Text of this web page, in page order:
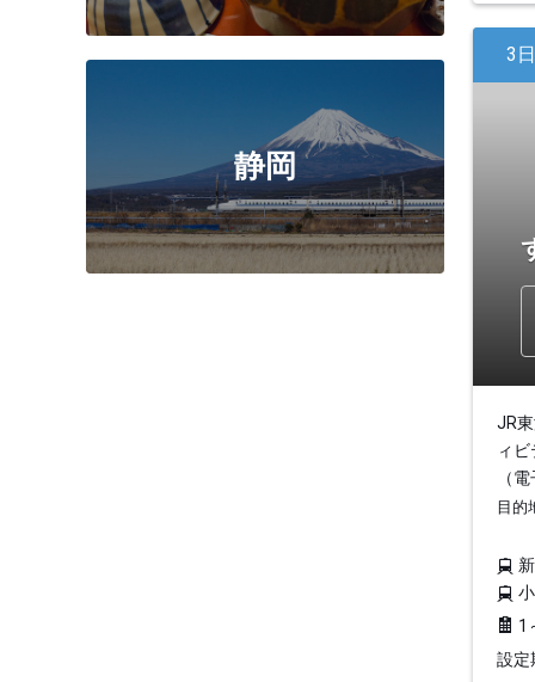
静岡
3
JR
ィ
（
目的
1
設